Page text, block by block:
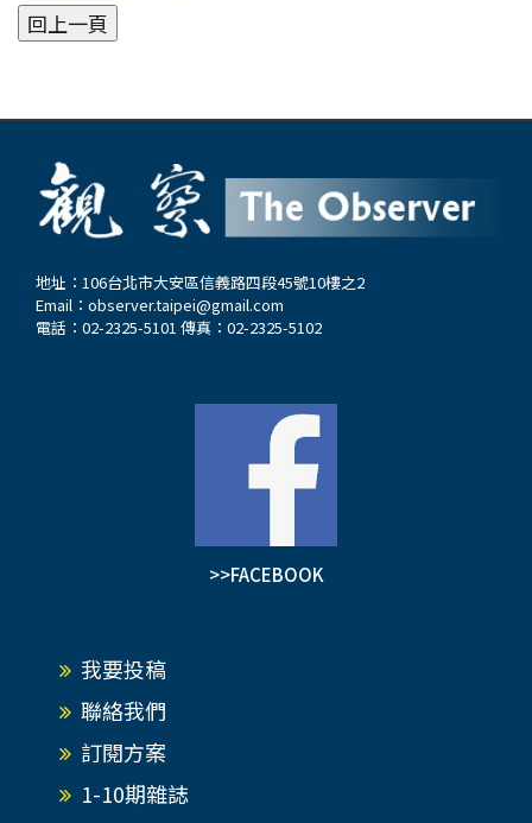
地址：106台北市大安區信義路四段45號10樓之2
Email： observer.taipei@gmail.com
電話：02-2325-5101 傳真：02-2325-5102
>>FACEBOOK
我要投稿
聯絡我們
訂閱方案
1-10期雜誌